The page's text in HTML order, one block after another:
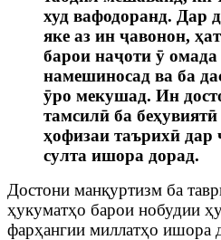
худ вафодоранд. Дар
яке аз ин ҷавонон,
барои наҷоти ӯ омада
намешиносад ва ба
ӯро мекушад. Ин
тамсилӣ ба
ҳофизаи таърихӣ дар
султа ишора дорад.
Достони манқуртизм ба
ҳукуматҳо барои нобудии
фарҳангии миллатҳо ишора